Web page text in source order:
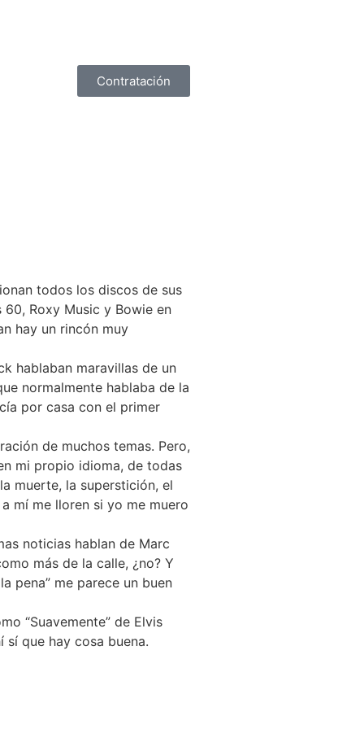
Contratación
todos los discos de sus
Roxy Music y Bowie en
hay un rincón muy
hablaban maravillas de un
normalmente hablaba de la
por casa con el primer
de muchos temas. Pero,
mi propio idioma, de todas
muerte, la superstición, el
mí me lloren si yo me muero
noticias hablan de Marc
más de la calle, ¿no? Y
pena” me parece un buen
“Suavemente” de Elvis
que hay cosa buena.